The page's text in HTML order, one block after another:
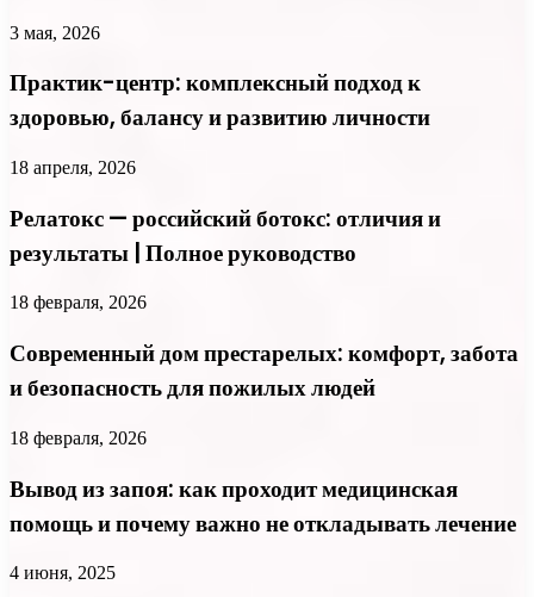
3 мая, 2026
Практик-центр: комплексный подход к
здоровью, балансу и развитию личности
18 апреля, 2026
Релатокс — российский ботокс: отличия и
результаты | Полное руководство
18 февраля, 2026
Современный дом престарелых: комфорт, забота
и безопасность для пожилых людей
18 февраля, 2026
Вывод из запоя: как проходит медицинская
помощь и почему важно не откладывать лечение
4 июня, 2025